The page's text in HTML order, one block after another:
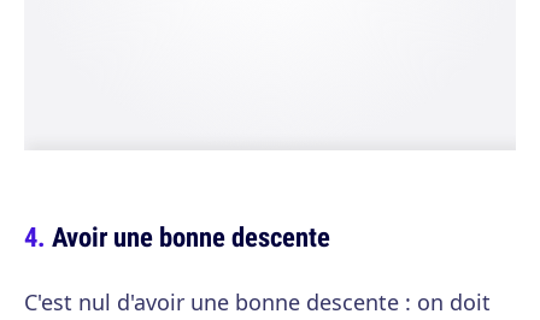
Avoir une bonne descente
C'est nul d'avoir une bonne descente : on doit